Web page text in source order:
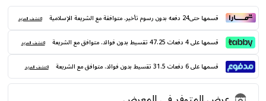
قسمها حتى24 دفعه بدون رسوم تأخير. متوافقة مع الشريعة الإسلامية اكتشف المزيد
قسمها على 4 دفعات 47.25 تقسيط بدون فوائد. متوافق مع الشريعة اكتشف المزيد
قسمها على 6 دفعات 31.5 تقسيط بدون فوائد. متوافق مع الشريعة اكتشف المزيد